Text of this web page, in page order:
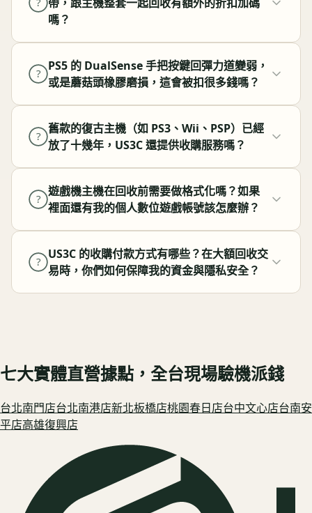
帶，跟主機整套一起回收有額外的折扣加碼
嗎？
?
PS5 的 DualSense 手把按鍵回彈力道變弱，
或是蘑菇頭橡膠磨損，這會被扣很多錢嗎？
?
舊款的復古主機（如 PS3、Wii、PSP）已經
放了十幾年，US3C 還提供收購服務嗎？
?
遊戲機主機在回收前需要做格式化嗎？如果
裡面還有我的個人數位遊戲帳號該怎麼辦？
?
US3C 的收購付款方式有哪些？在大額回收交
易時，你們如何保障我的資金與隱私安全？
七大實體直營據點，全台現場驗機派錢
台北南門店台北南港店新北板橋店桃園春日店台中文心店台南安
平店高雄復興店